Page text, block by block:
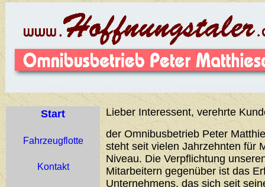
Start
Fahrzeugflotte
Kontakt
Lieber Interessent, verehrte
der Omnibusbetrieb Peter
steht seit vielen Jahrzehnten für
Niveau. Die Verpflichtung
Mitarbeitern gegenüber ist das
Unternehmens, das sich seit